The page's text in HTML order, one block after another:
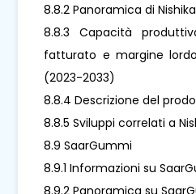
8.8.2 Panoramica di
8.8.3 Capacità
fatturato e margine
(2023-2033)
8.8.4 Descrizione del
8.8.5 Sviluppi correlati a
8.9 SaarGummi
8.9.1 Informazioni su
8.9.2 Panoramica su